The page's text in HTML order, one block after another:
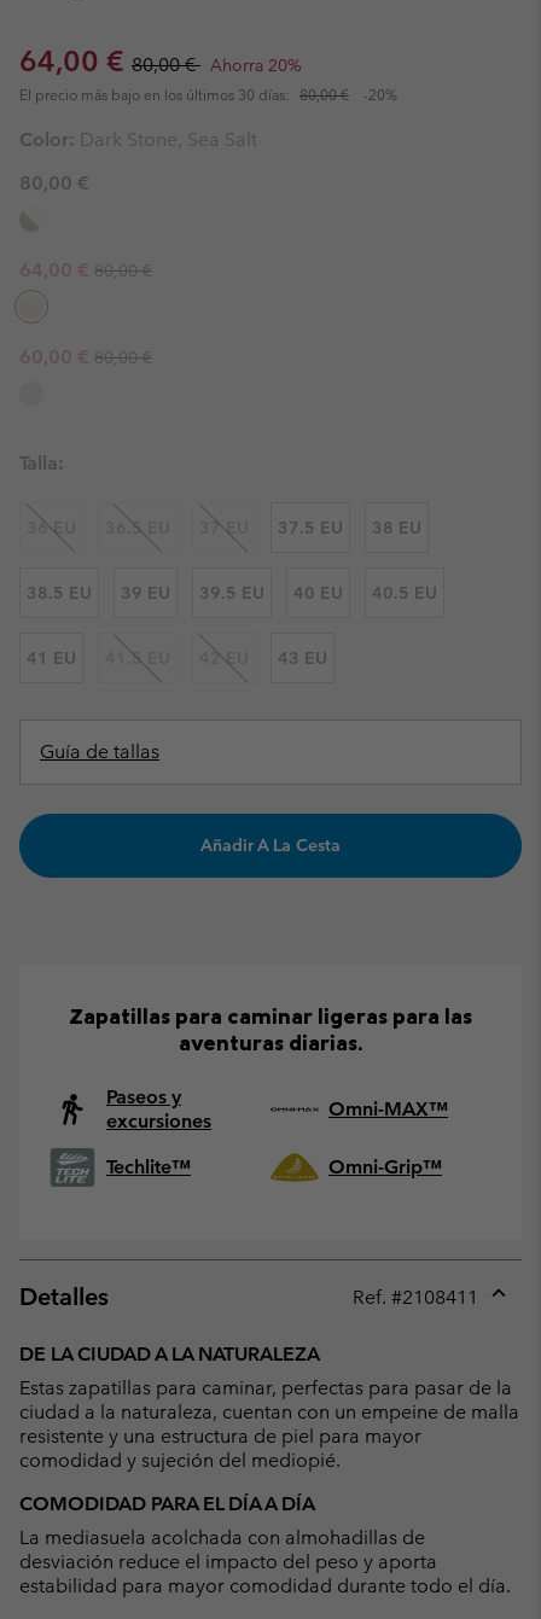
Sale price:
64,00 € Regular price:
80,00 € Ahorra 20%
El precio más bajo en los últimos 30 días: 80,00 € -20%
Color: Dark Stone, Sea Salt
80,00 €
Sale price:
64,00 € Regular price:
80,00 €
Sale price:
60,00 € Regular price:
80,00 €
Talla:
36 EU 36.5 EU 37 EU 37.5 EU 38 EU
38.5 EU 39 EU 39.5 EU 40 EU 40.5 EU
41 EU 41.5 EU 42 EU 43 EU
Guía de tallas
Añadir A La Cesta
Zapatillas para caminar ligeras para las
aventuras diarias.
Paseos y
excursiones
Omni-MAX™
Techlite™ Omni-Grip™
Detalles Ref. #2108411
DE LA CIUDAD A LA NATURALEZA
Estas zapatillas para caminar, perfectas para pasar de la
ciudad a la naturaleza, cuentan con un empeine de malla
resistente y una estructura de piel para mayor
comodidad y sujeción del mediopié.
COMODIDAD PARA EL DÍA A DÍA
La mediasuela acolchada con almohadillas de
desviación reduce el impacto del peso y aporta
estabilidad para mayor comodidad durante todo el día.